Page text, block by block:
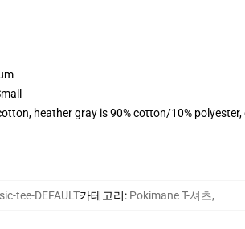
heather gray is 90% cotton/10%
tee-DEFAULT카테고리: Pokimane T-셔츠,